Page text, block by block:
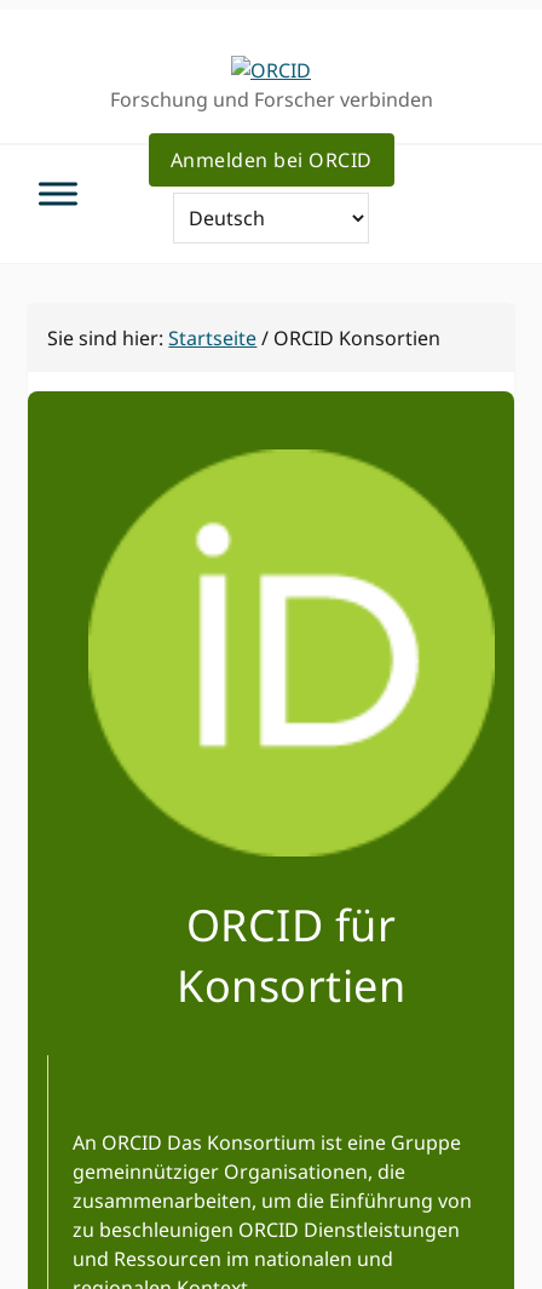
Forschung und Forscher verbinden
Anmelden bei ORCID
Sie sind hier:Startseite/ ORCID Konsortien
ORCID für
Konsortien
An ORCID Das Konsortium ist eine Gruppe
gemeinnütziger Organisationen, die
zusammenarbeiten, um die Einführung von
zu beschleunigen ORCID Dienstleistungen
und Ressourcen im nationalen und